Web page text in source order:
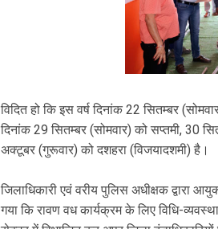
विदित हो कि इस वर्ष दिनांक 22 सितम्बर
दिनांक 29 सितम्बर (सोमवार) को सप्तमी, 30
अक्टूबर (गुरूवार) को दशहरा (विजयादशमी) है।
जिलाधिकारी एवं वरीय पुलिस अधीक्षक द्वारा
गया कि रावण वध कार्यक्रम के लिए विधि-